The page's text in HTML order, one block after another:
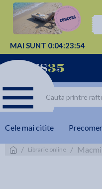
MAI SUNT 0:04:23:53
Cele mai citite
/ Librarie online /